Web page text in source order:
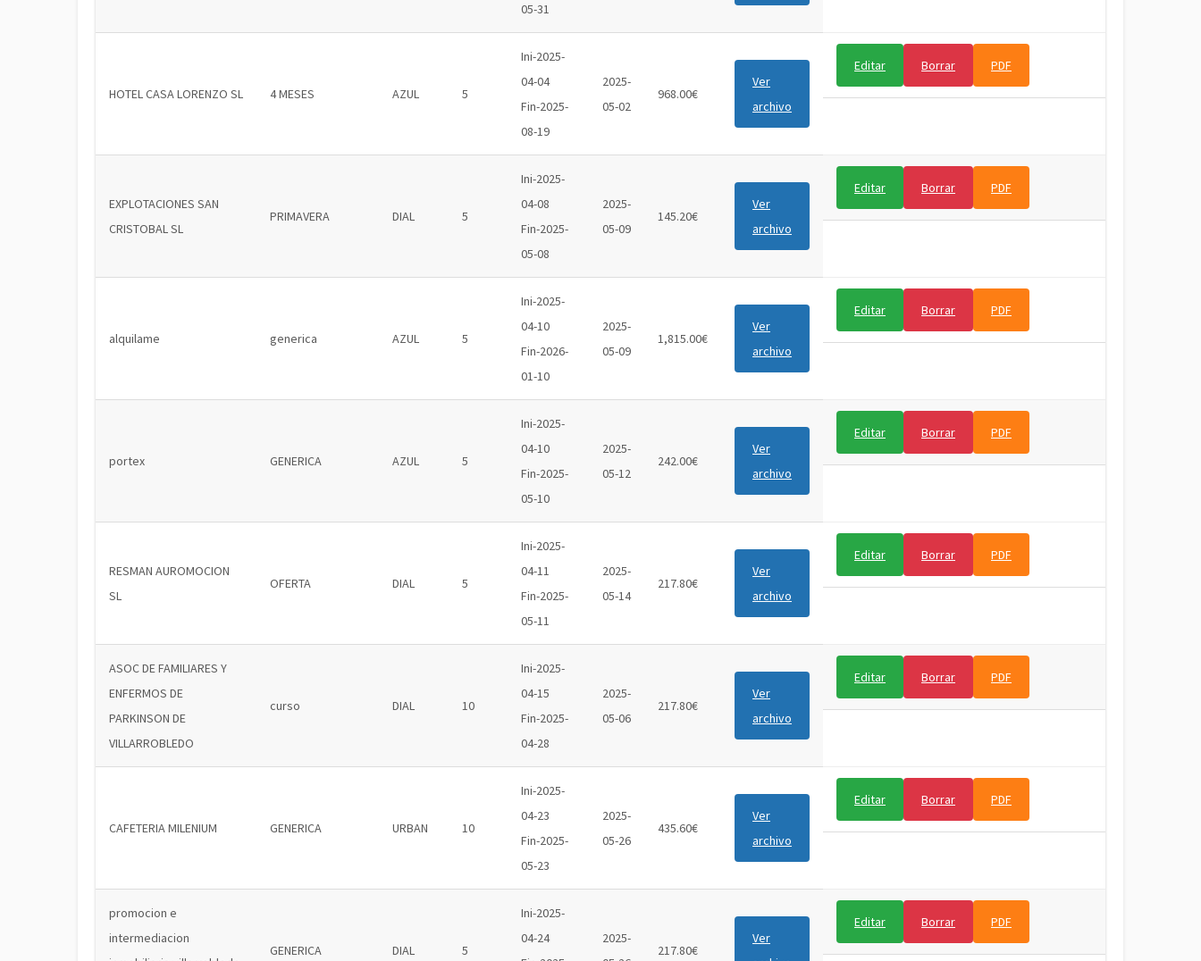
05-31
HOTEL CASA LORENZO SL 4 MESES AZUL 5
Ini-2025-
04-04
Fin-2025-
08-19
2025-
05-02
968.00€
Ver
archivo
Editar Borrar PDF
EXPLOTACIONES SAN
CRISTOBAL SL
PRIMAVERA DIAL 5
Ini-2025-
04-08
Fin-2025-
05-08
2025-
05-09
145.20€
Ver
archivo
Editar Borrar PDF
alquilame generica AZUL 5
Ini-2025-
04-10
Fin-2026-
01-10
2025-
05-09
1,815.00€
Ver
archivo
Editar Borrar PDF
portex GENERICA AZUL 5
Ini-2025-
04-10
Fin-2025-
05-10
2025-
05-12
242.00€
Ver
archivo
Editar Borrar PDF
RESMAN AUROMOCION
SL
OFERTA DIAL 5
Ini-2025-
04-11
Fin-2025-
05-11
2025-
05-14
217.80€
Ver
archivo
Editar Borrar PDF
ASOC DE FAMILIARES Y
ENFERMOS DE
PARKINSON DE
VILLARROBLEDO
curso DIAL 10
Ini-2025-
04-15
Fin-2025-
04-28
2025-
05-06
217.80€
Ver
archivo
Editar Borrar PDF
CAFETERIA MILENIUM GENERICA URBAN 10
Ini-2025-
04-23
Fin-2025-
05-23
2025-
05-26
435.60€
Ver
archivo
Editar Borrar PDF
promocion e
intermediacion
GENERICA DIAL 5
Ini-2025-
04-24
2025-
217.80€
Ver
Editar Borrar PDF